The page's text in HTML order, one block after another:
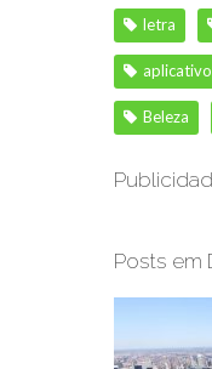
letra
Beleza
Posts em